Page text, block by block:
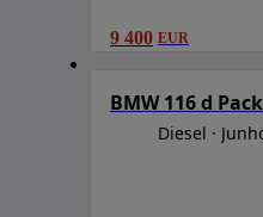
9 400 EUR
BMW 116 d
Diesel